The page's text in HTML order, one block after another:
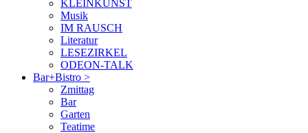
KLEINKUNST
Musik
IM RAUSCH
Literatur
LESEZIRKEL
ODEON-TALK
Bar+Bistro >
Zmittag
Bar
Garten
Teatime